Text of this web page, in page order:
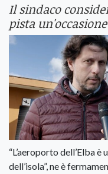
Il sindaco
pista
“L’aeroporto dell’Elba
dell’isola”, ne è